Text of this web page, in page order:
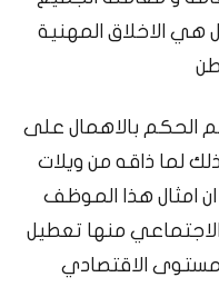
هي الاخلاق المهنية
الحكم بالاهمال على
لما ذاقه من ويلات
امثال هذا الموظف
منها تعطيل
الاقتصادي